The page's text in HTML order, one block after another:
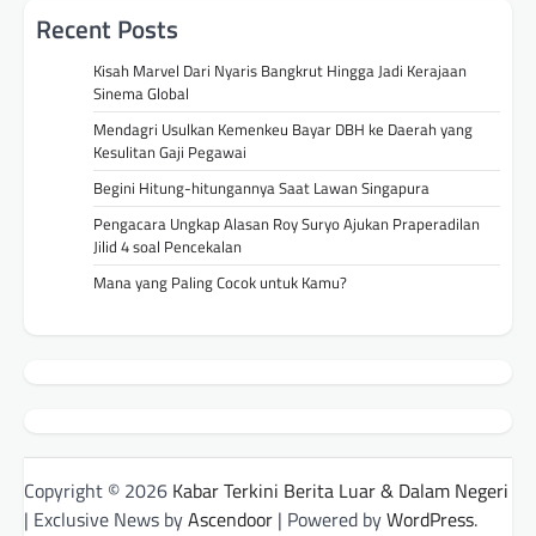
Recent Posts
Kisah Marvel Dari Nyaris Bangkrut Hingga Jadi Kerajaan
Sinema Global
Mendagri Usulkan Kemenkeu Bayar DBH ke Daerah yang
Kesulitan Gaji Pegawai
Begini Hitung-hitungannya Saat Lawan Singapura
Pengacara Ungkap Alasan Roy Suryo Ajukan Praperadilan
Jilid 4 soal Pencekalan
Mana yang Paling Cocok untuk Kamu?
Copyright © 2026 Kabar Terkini Berita Luar & Dalam Negeri
| Exclusive News byAscendoor | Powered byWordPress.